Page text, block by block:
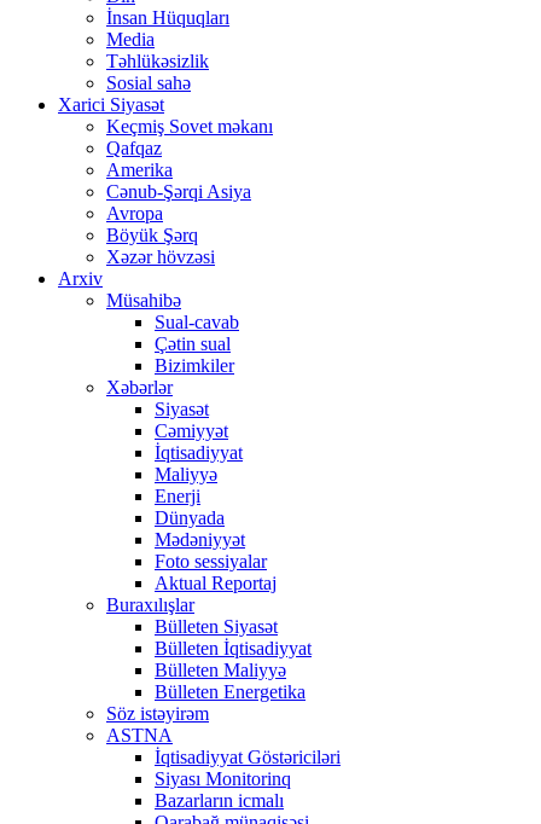
İnsan Hüquqları
Media
Təhlükəsizlik
Sosial sahə
Xarici Siyasət
Keçmiş Sovet məkanı
Qafqaz
Amerika
Cənub-Şərqi Asiya
Avropa
Böyük Şərq
Xəzər hövzəsi
Arxiv
Müsahibə
Sual-cavab
Çətin sual
Bizimkiler
Xəbərlər
Siyasət
Cəmiyyət
İqtisadiyyat
Maliyyə
Enerji
Dünyada
Mədəniyyət
Foto sessiyalar
Aktual Reportaj
Buraxılışlar
Bülleten Siyasət
Bülleten İqtisadiyyat
Bülleten Maliyyə
Bülleten Energetika
Söz istəyirəm
ASTNA
İqtisadiyyat Göstəriciləri
Siyası Monitorinq
Bazarların icmalı